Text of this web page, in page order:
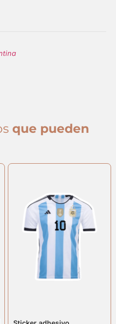
que pueden